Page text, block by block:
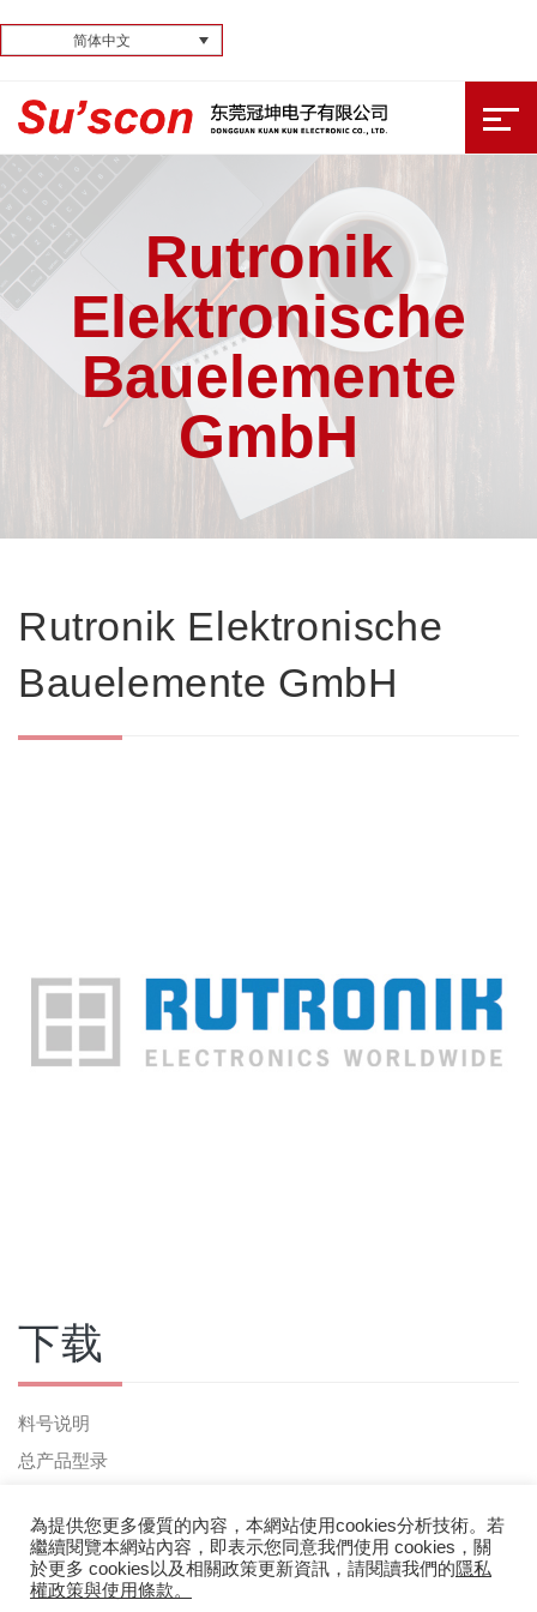
简体中文
Rutronik
Elektronische
Bauelemente
GmbH
Rutronik Elektronische
Bauelemente GmbH
下载
料号说明
总产品型录
為提供您更多優質的內容，本網站使用cookies分析技術。若
繼續閱覽本網站內容，即表示您同意我們使用 cookies，關
於更多 cookies以及相關政策更新資訊，請閱讀我們的隱私
權政策與使用條款。